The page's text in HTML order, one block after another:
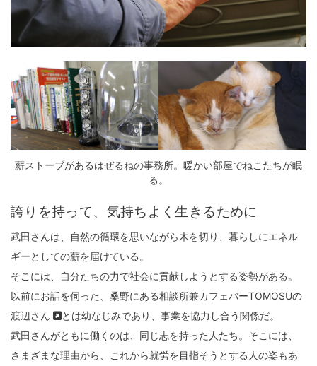
薪ストーブがあるはぜるねの事務所。暖かい部屋でねこたちが眠
る。
誇りを持って、気持ちよく生きるために
武田さんは、自然の循環を思いながら木を切り、暮らしにエネル
ギーとしての薪を届けている。
そこには、自分たちの力で社会に貢献しようとする姿勢がある。
以前にお話を伺った、桑野にある相談所兼カフェバーTOMOSUの
渡辺さん
とは幼なじみであり、事業を協力し合う関係だ。
武田さんがともに働くのは、同じ志を持った人たち。そこには、
さまざまな理由から、これから就労を目指そうとする人の姿もあ